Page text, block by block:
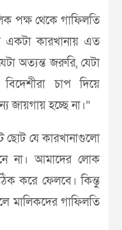
পক্ষ থেকে গাফিলতি
কারখানায় এত
অত্যন্ত জরুরি, যেটা
চাপ দিয়ে
জায়গায় হচ্ছে না।”
ছোট যে কারখানাগুলো
না। আমাদের লোক
করে ফেলবে। কিন্তু
মালিকদের গাফিলতি